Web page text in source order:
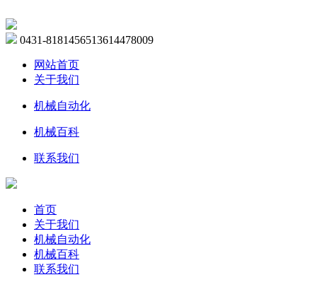
0431-8181456513614478009
网站首页
关于我们
机械自动化
机械百科
联系我们
首页
关于我们
机械自动化
机械百科
联系我们